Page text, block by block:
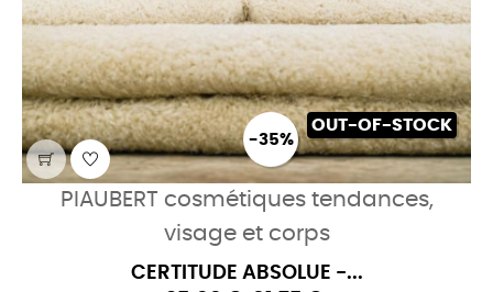
-35%
OUT-OF-STOCK
PIAUBERT cosmétiques tendances,
visage et corps
CERTITUDE ABSOLUE -...